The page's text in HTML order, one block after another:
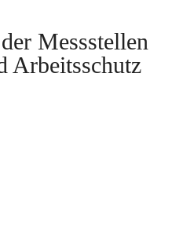
Messstellen
Arbeitsschutz